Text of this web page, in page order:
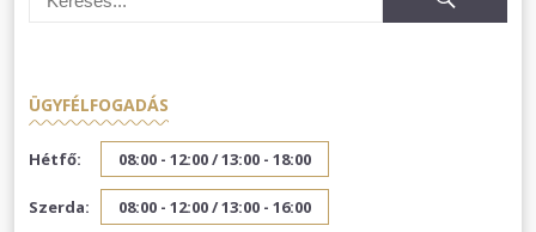
ÜGYFÉLFOGADÁS
Hétfő: 08:00 - 12:00 /13:00 - 18:00
Szerda: 08:00 - 12:00 /13:00 - 16:00